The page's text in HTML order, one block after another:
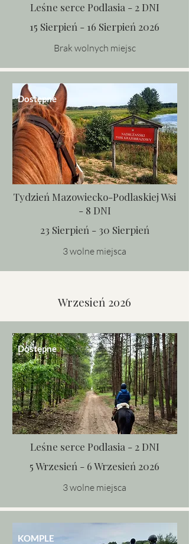
Leśne serce Podlasia - 2 DNI
15 Sierpień - 16 Sierpień 2026
Brak wolnych miejsc
Dostępne
Tydzień Mazowiecko-Podlaskiej Wsi
- 8 DNI
23 Sierpień - 30 Sierpień
3 wolne miejsca
Wrzesień 2026
Dostępne
Leśne serce Podlasia - 2 DNI
5 Wrzesień - 6 Wrzesień 2026
3 wolne miejsca
KOMPLE